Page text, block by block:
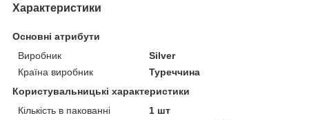
Характеристики
Основні атрибути
Виробник
Silver
Країна виробник
Туреччина
Користувальницькі характеристики
Кількість в пакованні
1 шт